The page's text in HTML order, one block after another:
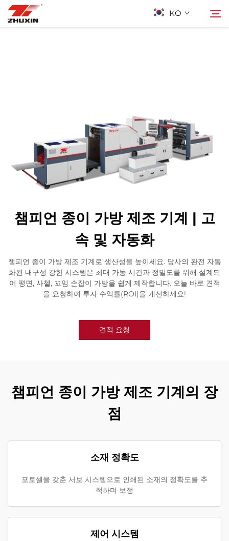
KO
연락하기
자주 묻는 질문
챔피언 종이 가방 제조 기계 | 고
속 및 자동화
챔피언 종이 가방 제조 기계로 생산성을 높이세요. 당사의 완전 자동
화된 내구성 강한 시스템은 최대 가동 시간과 정밀도를 위해 설계되
어 평면, 사첼, 꼬임 손잡이 가방을 쉽게 제작합니다. 오늘 바로 견적
을 요청하여 투자 수익률(ROI)을 개선하세요!
견적 요청
챔피언 종이 가방 제조 기계의 장
점
소재 정확도
포토셀을 갖춘 서보 시스템으로 인쇄된 소재의 정확도를 추
적하며 보정
제어 시스템